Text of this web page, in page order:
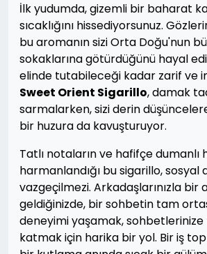
İlk yudumda, gizemli bir baharat
sıcaklığını hissediyorsunuz.
bu aromanın sizi Orta Doğu'nun
sokaklarına götürdüğünü hayal
elinde tutabileceği kadar zarif ve
Sweet Orient Sigarillo, damak
sarmalarken, sizi derin
bir huzura da kavuşturuyor.
Tatlı notaların ve hafifçe dumanlı
harmanlandığı bu sigarillo, sosyal
vazgeçilmezi. Arkadaşlarınızla bir
geldiğinizde, bir sohbetin tam
deneyimi yaşamak,
katmak için harika bir yol. Bir iş